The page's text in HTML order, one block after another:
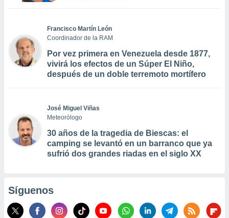
Francisco Martín León
Coordinador de la RAM
Por vez primera en Venezuela desde 1877,
vivirá los efectos de un Súper El Niño,
después de un doble terremoto mortífero
José Miguel Viñas
Meteorólogo
30 años de la tragedia de Biescas: el
camping se levantó en un barranco que ya
sufrió dos grandes riadas en el siglo XX
Síguenos